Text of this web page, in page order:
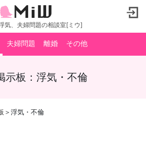
気、夫婦問題の相談室[ミウ]
夫婦問題 離婚 その他
示板：浮気・不倫
＞浮気・不倫